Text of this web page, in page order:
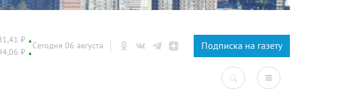
₽ ▲
₽ ▲
Сегодня 06 августа Подписка на газету